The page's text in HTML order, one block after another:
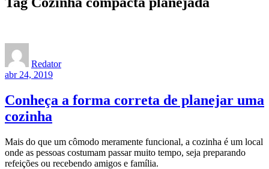
Redator
abr 24, 2019
Conheça a forma correta de planejar uma
cozinha
Mais do que um cômodo meramente funcional, a cozinha é um local
onde as pessoas costumam passar muito tempo, seja preparando
refeições ou recebendo amigos e família.